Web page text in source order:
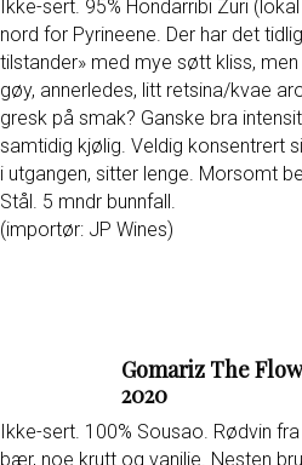
Ikke-sert. 95% Hondarribi Zuri
nord for Pyrineene. Der har det
tilstander» med mye søtt kliss,
gøy, annerledes, litt retsina/kvae
gresk på smak? Ganske bra
samtidig kjølig. Veldig konsentrert
i utgangen, sitter lenge. Morsomt
Stål. 5 mndr bunnfall.
(importør: JP Wines)
Gomariz The
2020
Ikke-sert. 100% Sousao. Rødvin
bær, noe krutt og vanilje. Nesten